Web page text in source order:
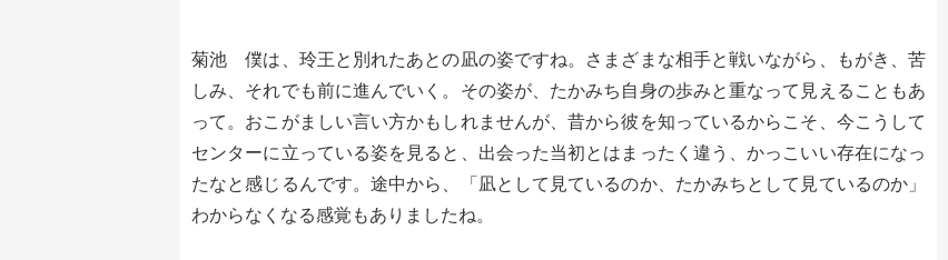
菊池 僕は、玲王と別れたあとの凪の姿ですね。さまざまな相手と戦いながら、もがき、苦
しみ、それでも前に進んでいく。その姿が、たかみち自身の歩みと重なって見えることもあ
って。おこがましい言い方かもしれませんが、昔から彼を知っているからこそ、今こうして
センターに立っている姿を見ると、出会った当初とはまったく違う、かっこいい存在になっ
たなと感じるんです。途中から、「凪として見ているのか、たかみちとして見ているのか」
わからなくなる感覚もありましたね。